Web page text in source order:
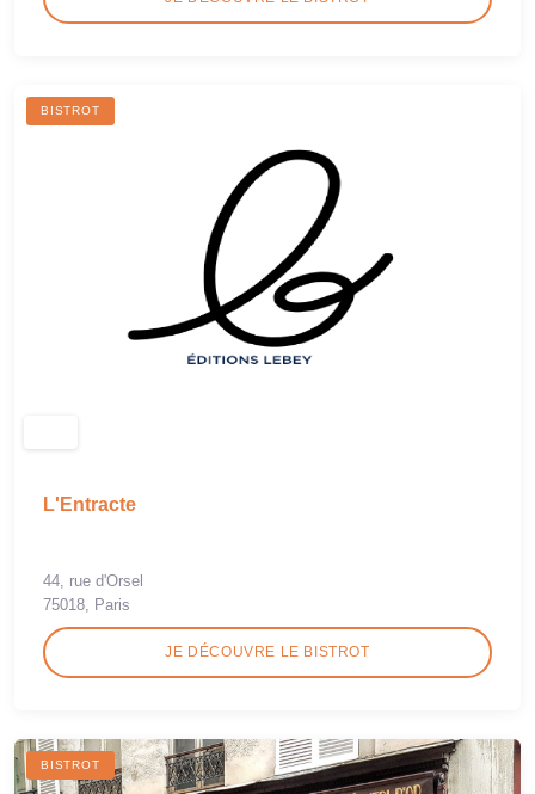
BISTROT
L'Entracte
44, rue d'Orsel
75018, Paris
JE DÉCOUVRE LE BISTROT
BISTROT